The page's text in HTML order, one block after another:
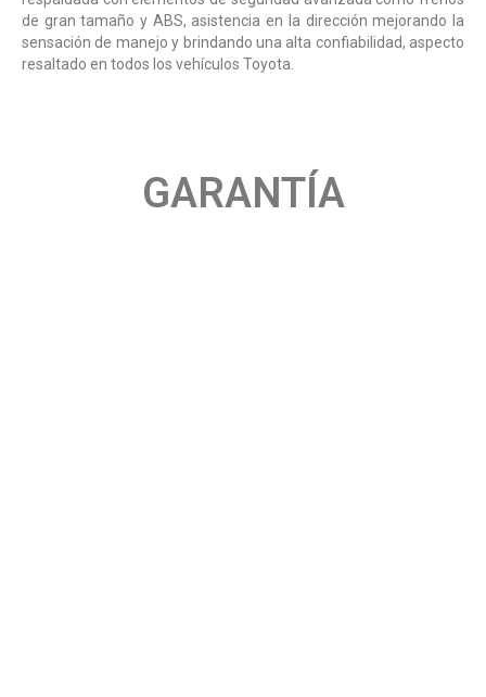
de gran tamaño y ABS, asistencia en la dirección mejorando la
sensación de manejo y brindando una alta confiabilidad, aspecto
resaltado en todos los vehículos Toyota.
GARANTÍA